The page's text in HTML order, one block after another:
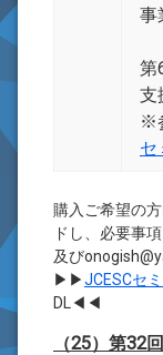
事
第
支
※
セ
購入ご希望の
ドし、必要事
及び
▶▶JCESCセ
DL◀◀
（25）第32